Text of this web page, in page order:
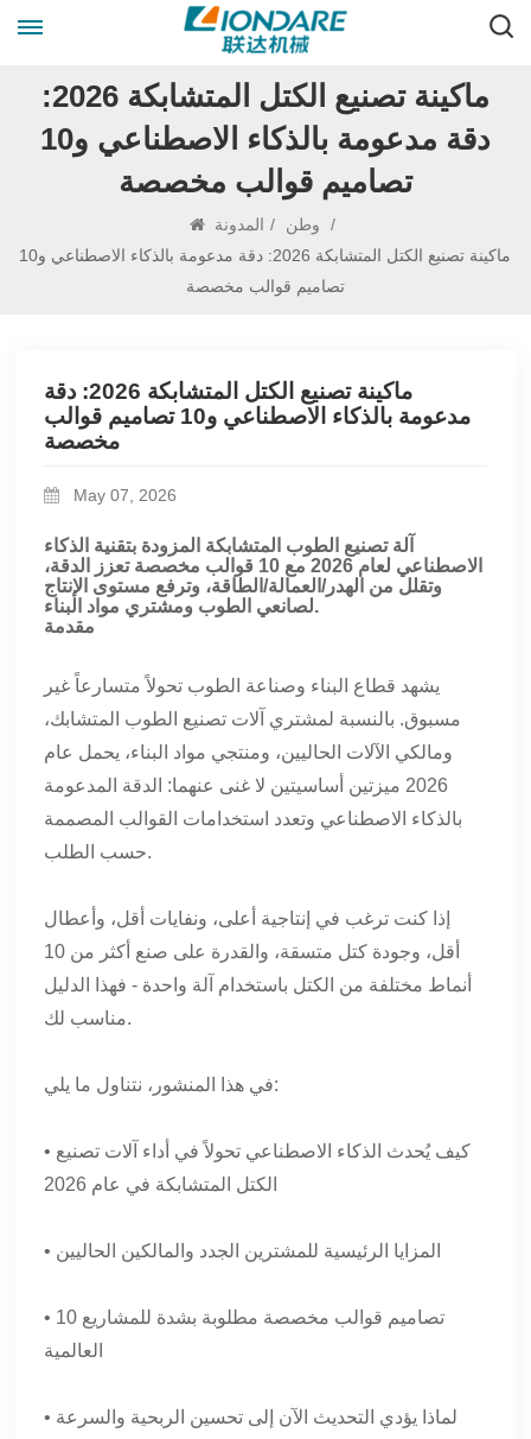
ماكينة تصنيع الكتل المتشابكة 2026:
دقة مدعومة بالذكاء الاصطناعي و10
تصاميم قوالب مخصصة
وطن / المدونة
/
ماكينة تصنيع الكتل المتشابكة 2026: دقة مدعومة بالذكاء الاصطناعي و10
تصاميم قوالب مخصصة
ماكينة تصنيع الكتل المتشابكة 2026: دقة
مدعومة بالذكاء الاصطناعي و10 تصاميم قوالب
مخصصة
May 07, 2026
آلة تصنيع الطوب المتشابكة المزودة بتقنية الذكاء
الاصطناعي لعام 2026 مع 10 قوالب مخصصة تعزز الدقة،
وتقلل من الهدر/العمالة/الطاقة، وترفع مستوى الإنتاج
لصانعي الطوب ومشتري مواد البناء.
مقدمة
يشهد قطاع البناء وصناعة الطوب تحولاً متسارعاً غير
مسبوق. بالنسبة لمشتري آلات تصنيع الطوب المتشابك،
ومالكي الآلات الحاليين، ومنتجي مواد البناء، يحمل عام
2026 ميزتين أساسيتين لا غنى عنهما: الدقة المدعومة
بالذكاء الاصطناعي وتعدد استخدامات القوالب المصممة
حسب الطلب.
إذا كنت ترغب في إنتاجية أعلى، ونفايات أقل، وأعطال
أقل، وجودة كتل متسقة، والقدرة على صنع أكثر من 10
أنماط مختلفة من الكتل باستخدام آلة واحدة - فهذا الدليل
مناسب لك.
في هذا المنشور، نتناول ما يلي:
• كيف يُحدث الذكاء الاصطناعي تحولاً في أداء آلات تصنيع
الكتل المتشابكة في عام 2026
• المزايا الرئيسية للمشترين الجدد والمالكين الحاليين
• 10 تصاميم قوالب مخصصة مطلوبة بشدة للمشاريع
العالمية
• لماذا يؤدي التحديث الآن إلى تحسين الربحية والسرعة